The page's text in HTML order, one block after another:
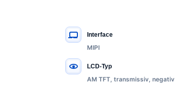
Interface
MIPI
LCD-Typ
AM TFT, transmissiv, negativ